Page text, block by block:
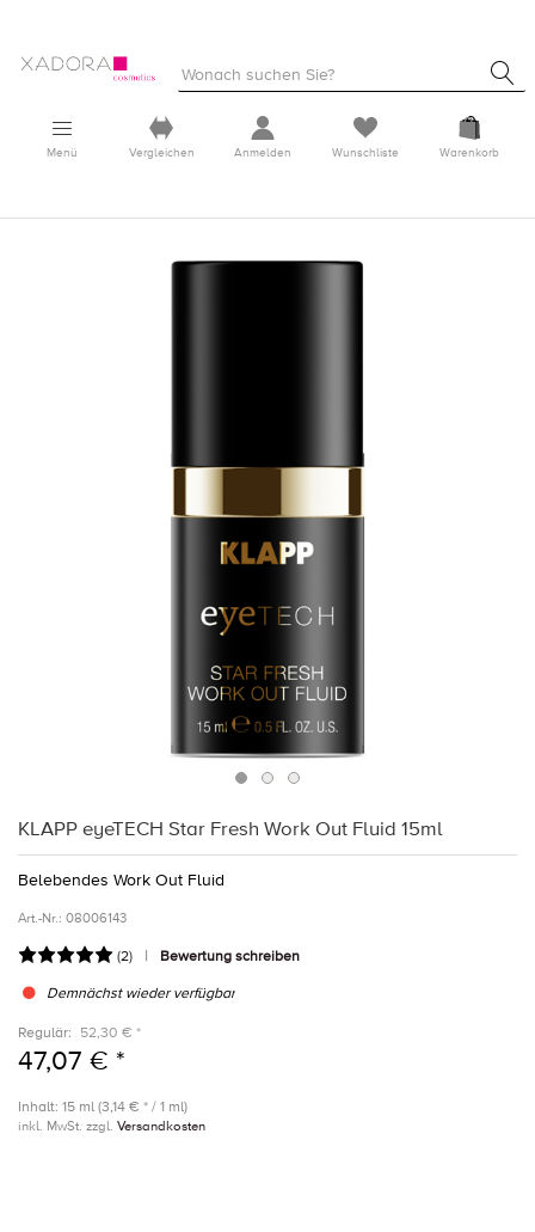
Menü Vergleichen Anmelden Wunschliste Warenkorb
KLAPP eyeTECH Star Fresh Work Out Fluid 15ml
Belebendes Work Out Fluid
Art.-Nr.: 08006143
(2) Bewertung schreiben
Demnächst wieder verfügbar
Regulär: 52,30 € *
47,07 € *
Inhalt: 15 ml (3,14 € * / 1 ml)
inkl. MwSt. zzgl. Versandkosten